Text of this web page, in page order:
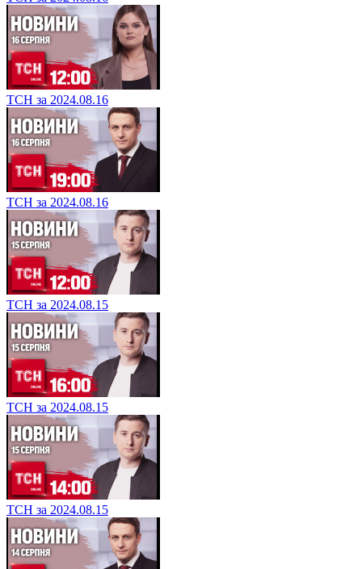
ТСН за 2024.08.16
ТСН за 2024.08.16
ТСН за 2024.08.15
ТСН за 2024.08.15
ТСН за 2024.08.15